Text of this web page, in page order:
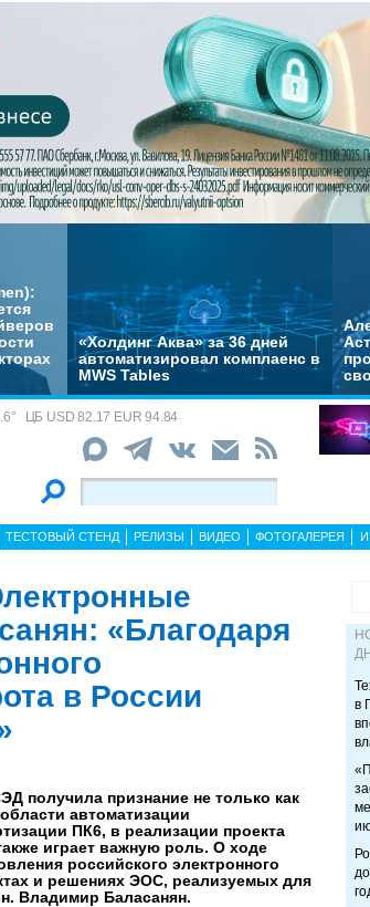
«Холдинг Аква» за 36 дней
автоматизировал комплаенс в
MWS Tables
° ЦБ USD 82.17 EUR 94.84
ТЕСТОВЫЙ СТЕНД РЕЛИЗЫ ВИДЕО ФОТОГАЛЕРЕЯ
«Благодаря
в России
получила признание не только как
автоматизации
ПК6, в реализации проекта
играет важную роль. О ходе
российского электронного
и решениях ЭОС, реализуемых для
Владимир Баласанян.
в